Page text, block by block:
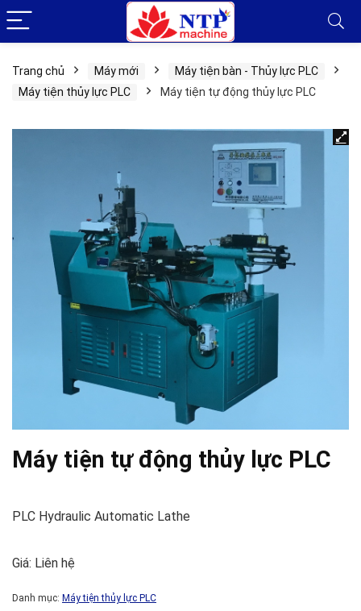
Trang chủ Máy mới
Máy tiện bàn - Thủy lực PLC
Máy tiện thủy lực PLC
Máy tiện tự động thủy lực PLC
Máy tiện tự động thủy lực PLC
PLC Hydraulic Automatic Lathe
Giá: Liên hệ
Danh mục: Máy tiện thủy lực PLC